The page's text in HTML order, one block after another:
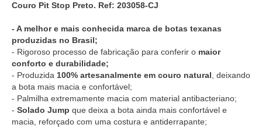
Couro Pit Stop Preto. Ref: 203058-CJ
- A melhor e mais conhecida marca de botas texanas
produzidas no Brasil;
- Rigoroso processo de fabricação para conferir o maior
conforto e durabilidade;
- Produzida 100% artesanalmente em couro natural , deixando
a bota mais macia e confortável;
- Palmilha extremamente macia com material antibacteriano;
- Solado Jump que deixa a bota ainda mais confortável e
macia, reforçado com uma costura e antiderrapante;